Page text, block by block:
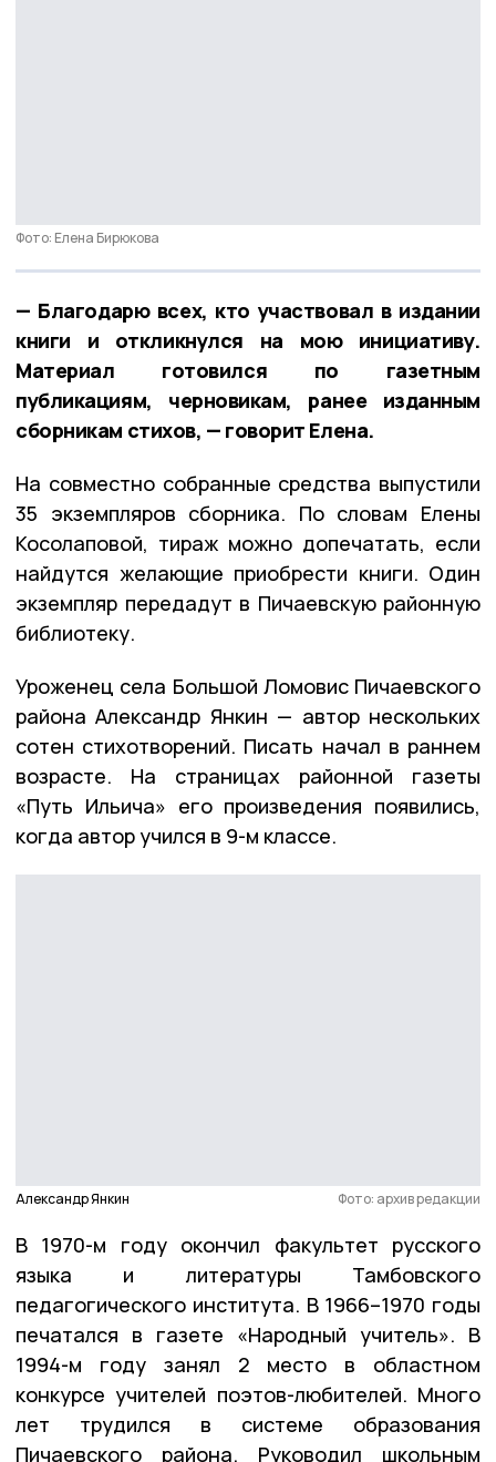
Фото: Елена Бирюкова
— Благодарю всех, кто участвовал в издании
книги и откликнулся на мою инициативу.
Материал готовился по газетным
публикациям, черновикам, ранее изданным
сборникам стихов, — говорит Елена.
На совместно собранные средства выпустили
35 экземпляров сборника. По словам Елены
Косолаповой, тираж можно допечатать, если
найдутся желающие приобрести книги. Один
экземпляр передадут в Пичаевскую районную
библиотеку.
Уроженец села Большой Ломовис Пичаевского
района Александр Янкин — автор нескольких
сотен стихотворений. Писать начал в раннем
возрасте. На страницах районной газеты
«Путь Ильича» его произведения появились,
когда автор учился в 9-м классе.
Александр Янкин Фото: архив редакции
В 1970-м году окончил факультет русского
языка и литературы Тамбовского
педагогического института. В 1966–1970 годы
печатался в газете «Народный учитель». В
1994-м году занял 2 место в областном
конкурсе учителей поэтов-любителей. Много
лет трудился в системе образования
Пичаевского района. Руководил школьным